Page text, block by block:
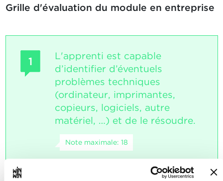
Grille d'évaluation du module en entreprise
1
L'apprenti est capable
d’identifier d’éventuels
problèmes techniques
(ordinateur, imprimantes,
copieurs, logiciels, autre
matériel, …) et de le résoudre.
Note maximale: 18